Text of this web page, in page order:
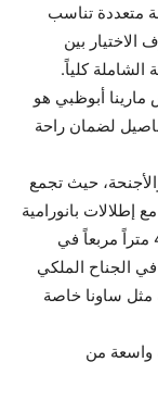
متعددة تناسب
بين
الشاملة كلياً.
أبوظبي هو
لضمان راحة
حيث تجمع
إطلالات بانورامية
على البحر أو المدينة. تتراوح المساحات بين 45 متراً مربعاً في
إلى 392 متراً مربعاً في الجناح الملكي
مثل ساونا خاصة
واسعة من